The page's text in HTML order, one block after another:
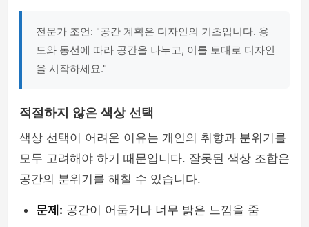
전문가 조언: "공간 계획은 디자인의 기초입니다. 용
도와 동선에 따라 공간을 나누고, 이를 토대로 디자인
을 시작하세요."
적절하지 않은 색상 선택
색상 선택이 어려운 이유는 개인의 취향과 분위기를
모두 고려해야 하기 때문입니다. 잘못된 색상 조합은
공간의 분위기를 해칠 수 있습니다.
문제: 공간이 어둡거나 너무 밝은 느낌을 줌